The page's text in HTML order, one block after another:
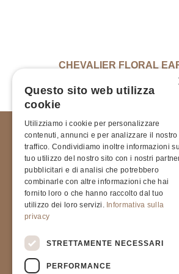
CHEVALIER FLORAL
€ 145.00
SIGN UP FOR
Questo sito web utilizza
cookie
Utilizziamo i cookie per personalizzare
contenuti, annunci e per analizzare il nostro
traffico. Condividiamo inoltre informazioni sul
tuo utilizzo del nostro sito con i nostri
pubblicitari e di analisi che potrebbero
combinarle con altre informazioni che hai
fornito loro o che hanno raccolto dal tuo
utilizzo dei loro servizi. Informativa sulla
privacy
STRETTAMENTE NECESSARI
PERFORMANCE